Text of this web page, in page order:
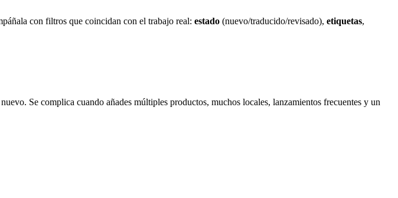
con filtros que coincidan con el trabajo real: estado (nuevo/traducido/revisado), etiquetas,
Se complica cuando añades múltiples productos, muchos locales, lanzamientos frecuentes y un